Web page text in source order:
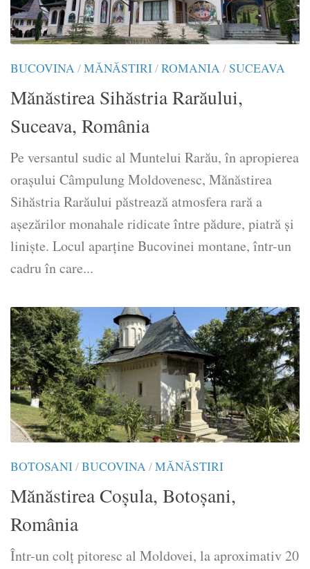
BUCOVINA/MĂNĂSTIRI/ROMANIA/SUCEAVA
Mănăstirea Sihăstria Rarăului,
Suceava, România
Pe versantul sudic al Muntelui Rarău, în apropierea
orașului Câmpulung Moldovenesc, Mănăstirea
Sihăstria Rarăului păstrează atmosfera rară a
așezărilor monahale ridicate între pădure, piatră și
liniște. Locul aparține Bucovinei montane, într-un
cadru în care...
BOTOSANI/BUCOVINA/MĂNĂSTIRI
Mănăstirea Coșula, Botoșani,
România
Într-un colț pitoresc al Moldovei, la aproximativ 20